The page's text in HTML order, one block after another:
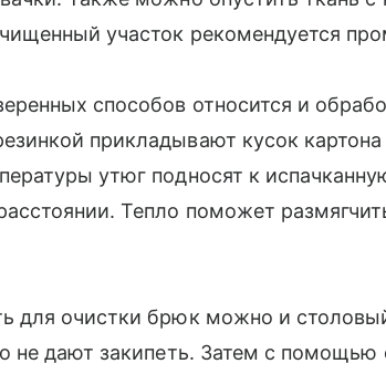
участок рекомендуется
способов относится и
прикладывают кусок
утюг подносят к
Тепло поможет
для очистки брюк можно и
не дают закипеть. Затем с